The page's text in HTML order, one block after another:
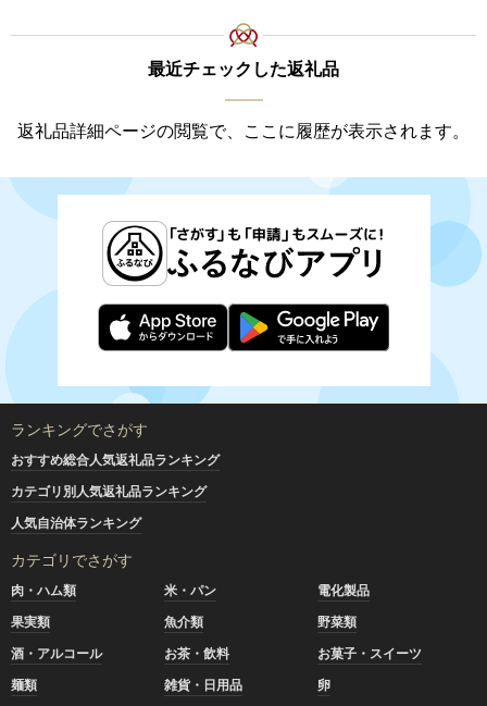
最近チェックした返礼品
返礼品詳細ページの閲覧で、ここに履歴が表示されます。
ランキングでさがす
おすすめ総合人気返礼品ランキング
カテゴリ別人気返礼品ランキング
人気自治体ランキング
カテゴリでさがす
肉・ハム類 米・パン
電化製品
果実類
魚介類
野菜類
酒・アルコール
お茶・飲料
お菓子・スイーツ
麺類
雑貨・日用品
卵